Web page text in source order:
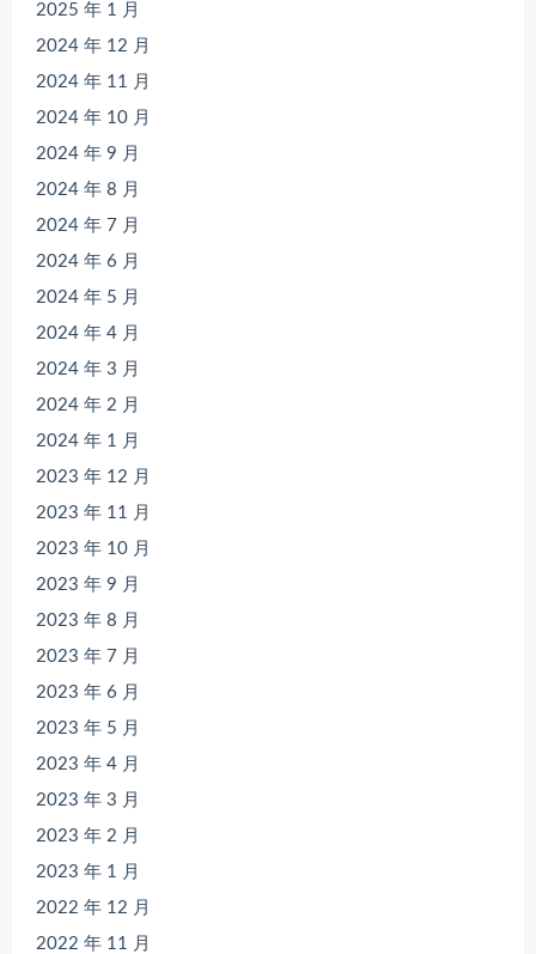
2025 年 1 月
2024 年 12 月
2024 年 11 月
2024 年 10 月
2024 年 9 月
2024 年 8 月
2024 年 7 月
2024 年 6 月
2024 年 5 月
2024 年 4 月
2024 年 3 月
2024 年 2 月
2024 年 1 月
2023 年 12 月
2023 年 11 月
2023 年 10 月
2023 年 9 月
2023 年 8 月
2023 年 7 月
2023 年 6 月
2023 年 5 月
2023 年 4 月
2023 年 3 月
2023 年 2 月
2023 年 1 月
2022 年 12 月
2022 年 11 月